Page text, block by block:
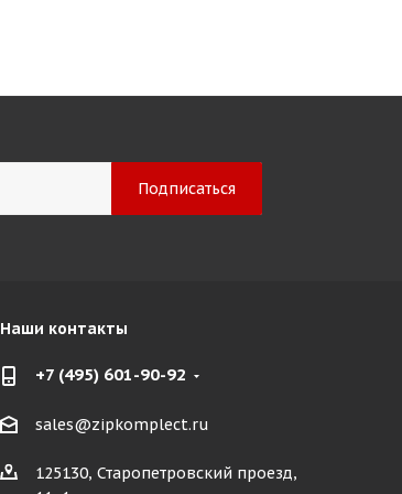
Наши контакты
+7 (495) 601-90-92
sales@zipkomplect.ru
125130, Старопетровский проезд,